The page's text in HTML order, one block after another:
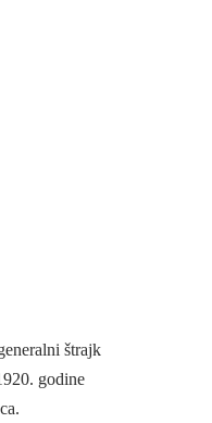
štrajk
godine